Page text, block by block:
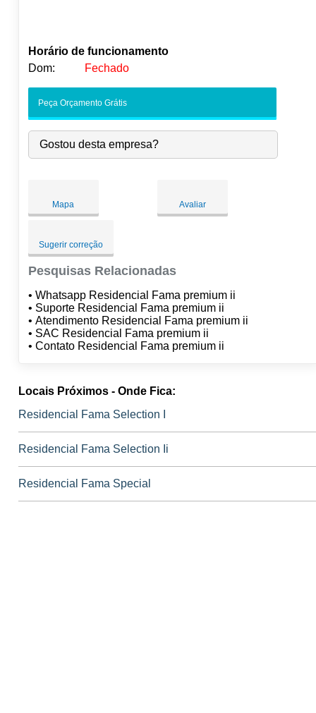
Horário de funcionamento
Dom:
Fechado
-
Qua:
09:00-18:00
Qui:
09:00-18:00
Peça Orçamento Grátis
Gostou desta empresa?
Mapa Avaliar
Sugerir correção
Pesquisas Relacionadas
• Whatsapp Residencial Fama premium ii
• Suporte Residencial Fama premium ii
• Atendimento Residencial Fama premium ii
• SAC Residencial Fama premium ii
• Contato Residencial Fama premium ii
Locais Próximos - Onde Fica:
Residencial Fama Selection I
Residencial Fama Selection Ii
Residencial Fama Special